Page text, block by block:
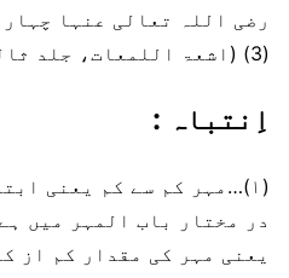
رضی اللہ تعالی عنہا چہار
(3) (اشعۃ اللمعات، جلد ثالث، ص۱۳۷)
اِنتباہ :
(۱)…مہر کم سے کم یعنی
در مختار باب المہر میں ہے